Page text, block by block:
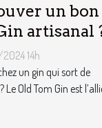
un
artisanal
14h
un gin qui sort de
Le Old Tom Gin est